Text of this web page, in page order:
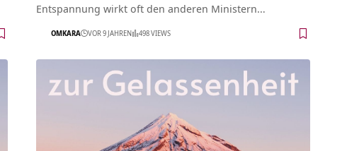
Entspannung wirkt oft den anderen Ministern…
OMKARA VOR 9 JAHREN 498 VIEWS